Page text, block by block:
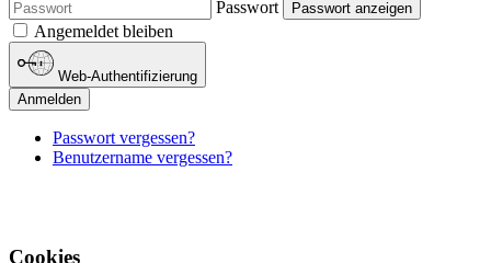
Passwort
Passwort anzeigen
Angemeldet bleiben
Web-Authentifizierung
Anmelden
Passwort vergessen?
Benutzername vergessen?
Cookies